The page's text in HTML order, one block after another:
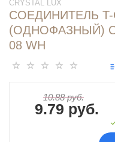
CRYSTAL LUX
СОЕДИНИТЕЛЬ
(ОДНОФАЗНЫЙ)
08 WH
10.88 руб.
9.79 руб.